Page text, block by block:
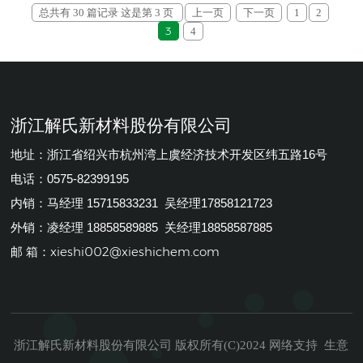
总共有 30 篇记录 这是第 3 页 上一页 下一页 1 2
3 4
浙江解氏新材料股份有限公司
地址：浙江省绍兴市杭州湾上虞经济技术开发区纬五路16号
电话：0575-82399195
内销：马经理 15715833231 吴经理17858121723
外销：凌经理 18858589885 关经理18858587885
邮 箱：xieshi002@xieshichem.com
浙江解氏新材料股份有限公司 版权所有(C)2024 网络支持 生意